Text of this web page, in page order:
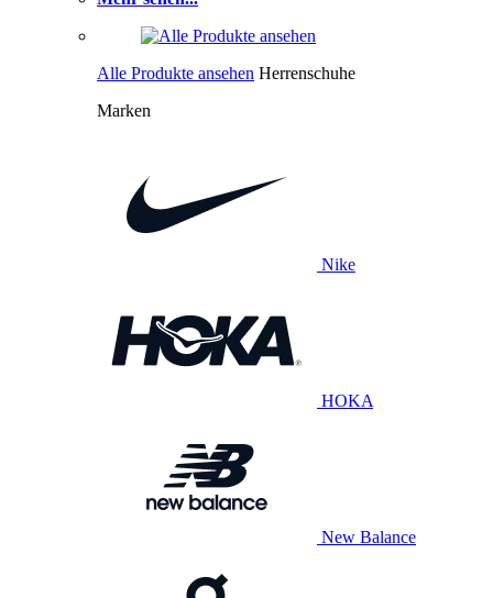
Alle Produkte ansehen Herrenschuhe
Marken
Nike
HOKA
New Balance